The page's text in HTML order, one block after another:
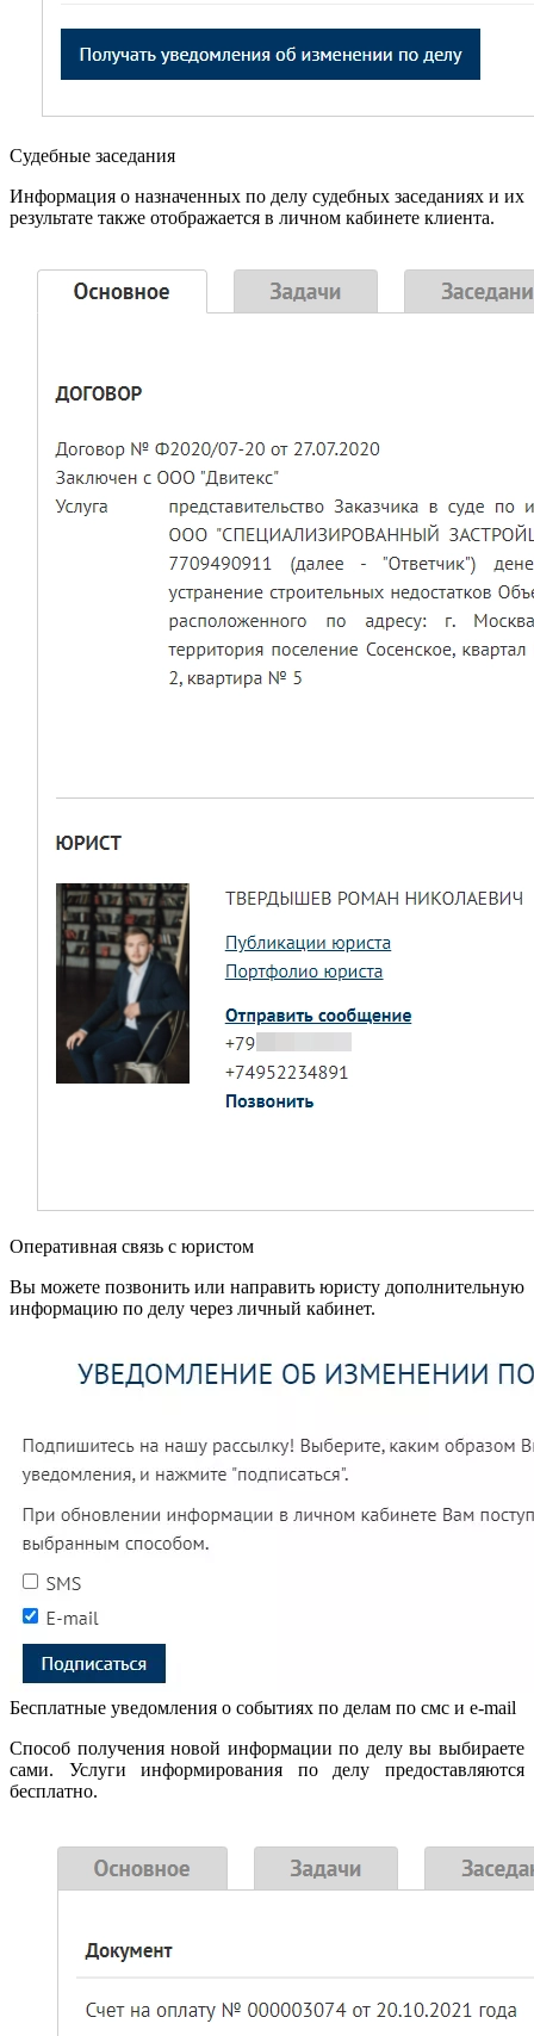
Судебные заседания
Информация о назначенных по делу судебных заседаниях и их
результате также отображается в личном кабинете клиента.
Оперативная связь с юристом
Вы можете позвонить или направить юристу дополнительную
информацию по делу через личный кабинет.
Бесплатные уведомления о событиях по делам по смс и e-mail
Способ получения новой информации по делу вы выбираете
сами. Услуги информирования по делу предоставляются
бесплатно.